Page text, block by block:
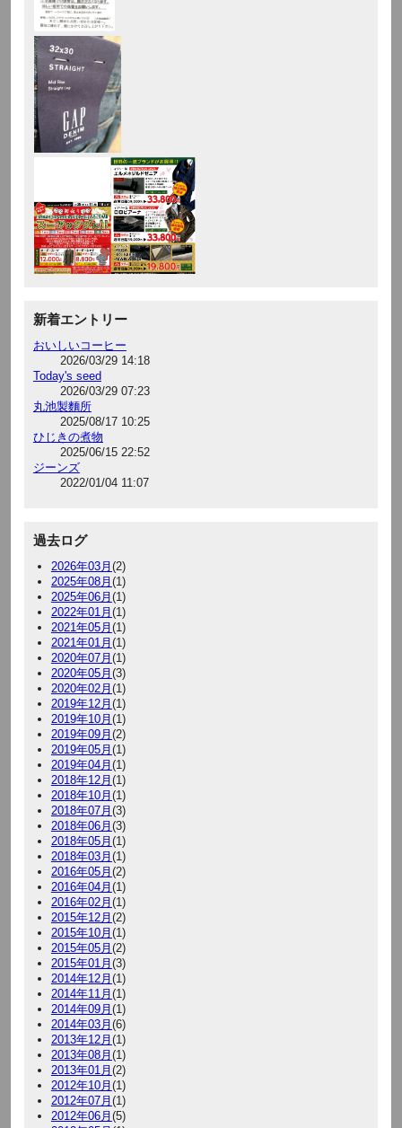
新着エントリー
おいしいコーヒー
2026/03/29 14:18
Today's seed
2026/03/29 07:23
丸池製麵所
2025/08/17 10:25
ひじきの煮物
2025/06/15 22:52
ジーンズ
2022/01/04 11:07
過去ログ
2026年03月 (2)
2025年08月 (1)
2025年06月 (1)
2022年01月 (1)
2021年05月 (1)
2021年01月 (1)
2020年07月 (1)
2020年05月 (3)
2020年02月 (1)
2019年12月 (1)
2019年10月 (1)
2019年09月 (2)
2019年05月 (1)
2019年04月 (1)
2018年12月 (1)
2018年10月 (1)
2018年07月 (3)
2018年06月 (3)
2018年05月 (1)
2018年03月 (1)
2016年05月 (2)
2016年04月 (1)
2016年02月 (1)
2015年12月 (2)
2015年10月 (1)
2015年05月 (2)
2015年01月 (3)
2014年12月 (1)
2014年11月 (1)
2014年09月 (1)
2014年03月 (6)
2013年12月 (1)
2013年08月 (1)
2013年01月 (2)
2012年10月 (1)
2012年07月 (1)
2012年06月 (5)